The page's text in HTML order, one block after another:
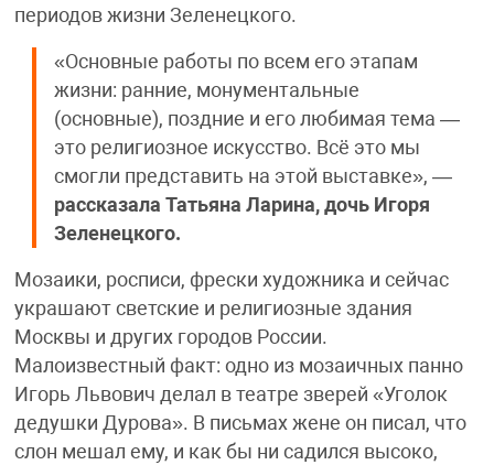
периодов жизни Зеленецкого.
«Основные работы по всем его этапам
жизни: ранние, монументальные
(основные), поздние и его любимая тема —
это религиозное искусство. Всё это мы
смогли представить на этой выставке», —
рассказала Татьяна Ларина, дочь Игоря
Зеленецкого.
Мозаики, росписи, фрески художника и сейчас
украшают светские и религиозные здания
Москвы и других городов России.
Малоизвестный факт: одно из мозаичных панно
Игорь Львович делал в театре зверей «Уголок
дедушки Дурова». В письмах жене он писал, что
слон мешал ему, и как бы ни садился высоко,